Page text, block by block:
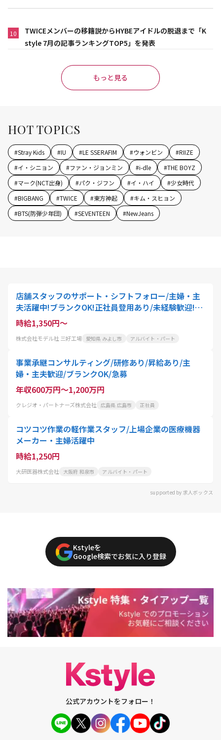
10
TWICEメンバーの移籍説からHYBEアイドルの脱退まで「K
style 7月の記事ランキングTOP5」を発表
もっと見る
HOT TOPICS
#Stray Kids #IU #LE SSERAFIM #ウォンビン #RIIZE
#イ・シニョン #ファン・ジョンミン #i-dle #THE BOYZ
#マーク(NCT出身) #パク・ジフン #イ・ハイ #少女時代
#BIGBANG #TWICE #東方神起 #キム・スヒョン
#BTS(防弾少年団) #SEVENTEEN #NewJeans
店舗スタッフのサポート・シフトフォロー/主婦・主
夫活躍中!ブランクOK!正社員登用あり/未経験歓迎!ク
リーニング代50%OFF
時給1,350円～
株式会社モデル社 三好工場 愛知県 みよし市 アルバイト・パート
事業承継コンサルティング/研修あり/昇給あり/主
婦・主夫歓迎/ブランクOK/急募
年収600万円～1,200万円
クレジオ・パートナーズ株式会社 広島県 広島市 正社員
コツコツ作業の軽作業スタッフ/上場企業の医療機器
メーカー・主婦活躍中
時給1,250円
大研医器株式会社 大阪府 和泉市 アルバイト・パート
supported by 求人ボックス
Kstyleを
Google検索でお気に入り登録
公式アカウントをフォロー！